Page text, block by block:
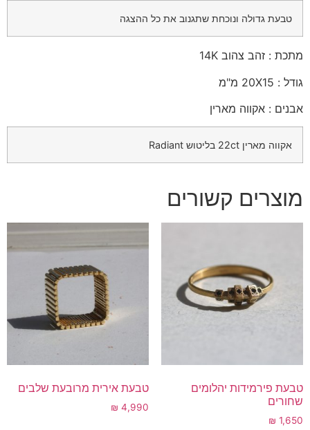
טבעת גדולה ונוכחת שתגנוב את כל ההצגה
מתכת : זהב צהוב 14K
גודל : 20X15 מ"מ
אבנים : אקווה מארין
אקווה מארין 22ct בליטוש Radiant
מוצרים קשורים
טבעת פירמידות יהלומים
שחורים
₪ 1,650
טבעת אירית מרובעת שלבים
₪ 4,990